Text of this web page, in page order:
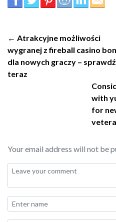
← Atrakcyjne możliwości
wygranej z fireball casino
dla nowych graczy – sprawdź
teraz
with
for
Your email address will not be